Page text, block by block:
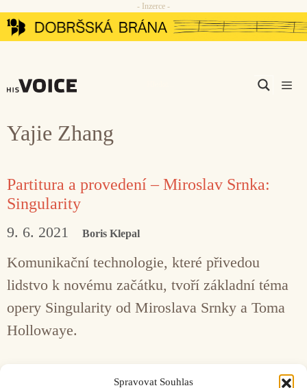
Spravovat Souhlas
Přeskočit
na
- Inzerce -
Yajie Zhang
Partitura a provedení – Miroslav Srnka:
Singularity
9. 6. 2021 Boris Klepal
Komunikační technologie, které přivedou
lidstvo k novému začátku, tvoří základní téma
opery Singularity od Miroslava Srnky a Toma
Hollowaye.
Facebook
Bandcamp
Mail